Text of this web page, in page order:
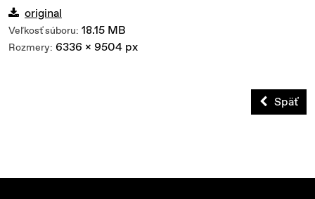
original
Veľkosť súboru: 18.15 MB
Rozmery: 6336 x 9504 px
Späť